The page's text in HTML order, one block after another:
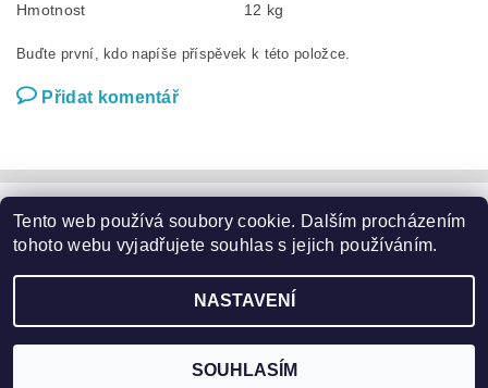
Hmotnost 12 kg
Buďte první, kdo napíše příspěvek k této položce.
Přidat komentář
Zahradní nábytek | Zahradní křesla | Zahradní stoly |
Zahradní sedací soupravy | Zahradní houpačky | Zahradní lehátka
| Slunečníky a podstavce Květináče | Domácí potřeby | Značky
2026 ©Garden24.cz, všechna práva vyhrazena
Vytvořil Shoptet
Tento web používá soubory cookie. Dalším procházením
tohoto webu vyjadřujete souhlas s jejich používáním.
NASTAVENÍ
SOUHLASÍM